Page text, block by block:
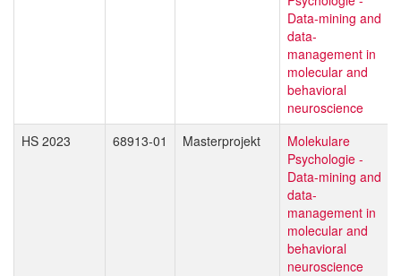
Data-mining and
data-
management in
molecular and
behavioral
neuroscience
HS 2023
68913-01 Masterprojekt
Molekulare
Psychologie -
Data-mining and
data-
management in
molecular and
behavioral
neuroscience